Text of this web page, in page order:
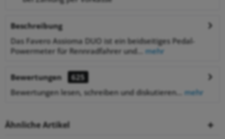
Beschreibung
Das Favero Assioma DUO ist ein beidseitiges Pedal-
Powermeter für Rennradfahrer und...
mehr
Bewertungen
625
Bewertungen lesen, schreiben und diskutieren...
mehr
Ähnliche Artikel